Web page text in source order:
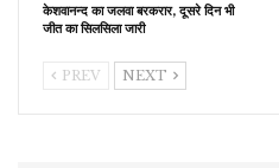
केशवानन्द का जलवा बरकरार, दूसरे दिन भी
जीत का सिलसिला जारी
PREV NEXT